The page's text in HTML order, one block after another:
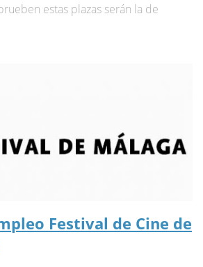
estas plazas serán la de
Festival de Cine de